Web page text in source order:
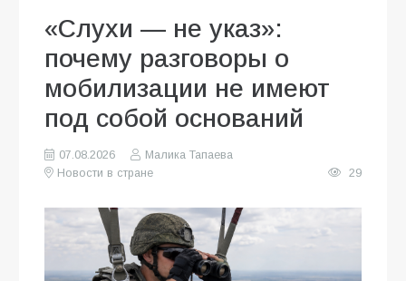
«Слухи — не указ»:
почему разговоры о
мобилизации не имеют
под собой оснований
07.08.2026
Малика Тапаева
Новости в стране
29